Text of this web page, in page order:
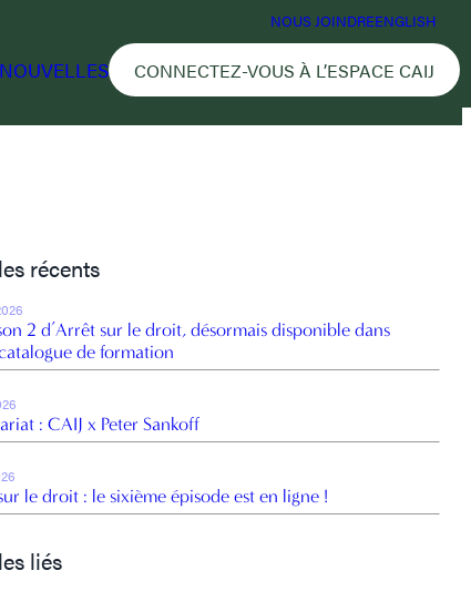
NOUS JOINDREENGLISH
CONNECTEZ-VOUS À L’ESPACE CAIJ
récents
2 d’Arrêt sur le droit, désormais disponible dans
de formation
: CAIJ x Peter Sankoff
le droit : le sixième épisode est en ligne !
liés